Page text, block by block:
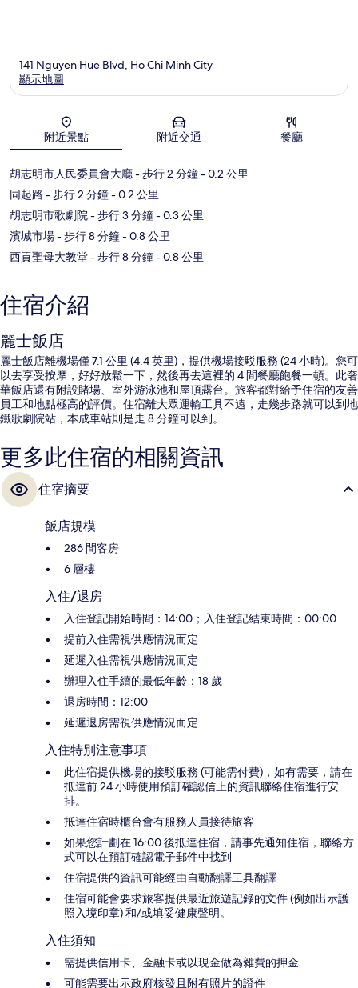
地圖
141 Nguyen Hue Blvd, Ho Chi Minh City
顯示地圖
附近景點 附近交通 餐廳
胡志明市人民委員會大廳- 步行 2 分鐘- 0.2 公里
同起路 - 步行 2 分鐘- 0.2 公里
胡志明市歌劇院- 步行 3 分鐘- 0.3 公里
濱城市場- 步行 8 分鐘- 0.8 公里
西貢聖母大教堂- 步行 8 分鐘- 0.8 公里
住宿介紹
麗士飯店
麗士飯店離機場僅 7.1 公里 (4.4 英里)，提供機場接駁服務 (24 小時)。您可
以去享受按摩，好好放鬆一下，然後再去這裡的 4 間餐廳飽餐一頓。此奢
華飯店還有附設賭場、室外游泳池和屋頂露台。旅客都對給予住宿的友善
員工和地點極高的評價。住宿離大眾運輸工具不遠，走幾步路就可以到地
鐵歌劇院站，本成車站則是走 8 分鐘可以到。
更多此住宿的相關資訊
住宿摘要
飯店規模
286 間客房
6 層樓
入住/退房
入住登記開始時間：14:00；入住登記結束時間：00:00
提前入住需視供應情況而定
延遲入住需視供應情況而定
辦理入住手續的最低年齡：18 歲
退房時間：12:00
延遲退房需視供應情況而定
入住特別注意事項
此住宿提供機場的接駁服務 (可能需付費)，如有需要，請在
抵達前 24 小時使用預訂確認信上的資訊聯絡住宿進行安
排。
抵達住宿時櫃台會有服務人員接待旅客
如果您計劃在 16:00 後抵達住宿，請事先通知住宿，聯絡方
式可以在預訂確認電子郵件中找到
住宿提供的資訊可能經由自動翻譯工具翻譯
住宿可能會要求旅客提供最近旅遊記錄的文件 (例如出示護
照入境印章) 和/或填妥健康聲明。
入住須知
需提供信用卡、金融卡或以現金做為雜費的押金
可能需要出示政府核發且附有照片的證件